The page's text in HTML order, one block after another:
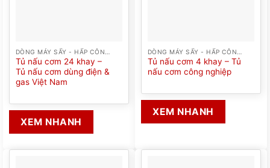
Tủ nấu cơm 24 khay –
Tủ nấu cơm dùng điện &
gas Việt Nam
XEM NHANH
Tủ nấu cơm 4 khay – Tủ
nấu cơm công nghiệp
XEM NHANH